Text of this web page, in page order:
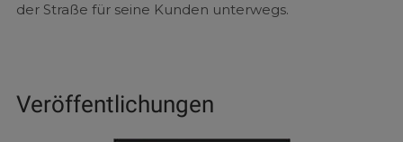
der Straße für seine Kunden unterwegs.
Veröffentlichungen